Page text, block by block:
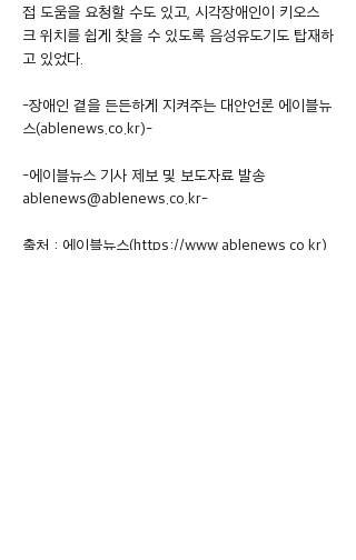
접 도움을 요청할 수도 있고, 시각장애인이 키오스
크 위치를 쉽게 찾을 수 있도록 음성유도기도 탑재하
고 있었다.
-장애인 곁을 든든하게 지켜주는 대안언론 에이블뉴
스(ablenews.co.kr)-
-에이블뉴스 기사 제보 및 보도자료 발송
ablenews@ablenews.co.kr-
출처 : 에이블뉴스(https://www.ablenews.co.kr)